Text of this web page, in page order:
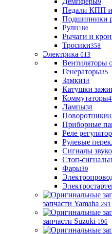
9
Педали КПП и
Подшипники
Рули186
Рычаги и
Тросики358
Электрика 613
Вентиляторы
Генераторы35
Замки18
Катушки
Коммутаторы
Лампы38
Поворотники
Приборные
Реле
Рулевые
Сигналы
Стоп-сигналы
Фары39
запчасти Yamaha 291
запчасти Suzuki 196